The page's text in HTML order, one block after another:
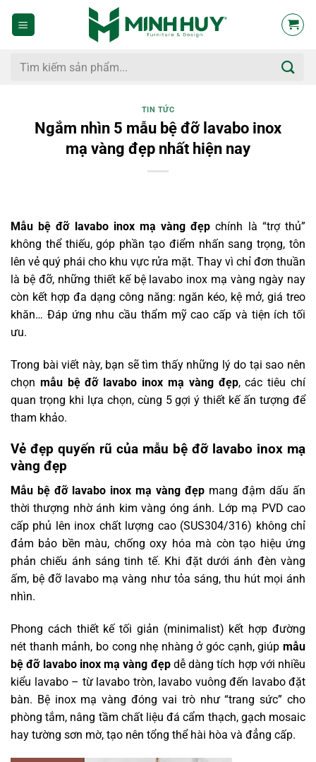
dung
Tìm
TIN TỨC
Ngắm nhìn 5 mẫu bệ đỡ lavabo inox
mạ vàng đẹp nhất hiện nay
Mẫu bệ đỡ lavabo inox mạ vàng đẹp chính là “trợ thủ”
không thể thiếu, góp phần tạo điểm nhấn sang trọng, tôn
lên vẻ quý phái cho khu vực rửa mặt. Thay vì chỉ đơn thuần
là bệ đỡ, những thiết kế bệ lavabo inox mạ vàng ngày nay
còn kết hợp đa dạng công năng: ngăn kéo, kệ mở, giá treo
khăn… Đáp ứng nhu cầu thẩm mỹ cao cấp và tiện ích tối
ưu.
Trong bài viết này, bạn sẽ tìm thấy những lý do tại sao nên
chọn mẫu bệ đỡ lavabo inox mạ vàng đẹp, các tiêu chí
quan trọng khi lựa chọn, cùng 5 gợi ý thiết kế ấn tượng để
tham khảo.
Vẻ đẹp quyến rũ của mẫu bệ đỡ lavabo inox mạ
vàng đẹp
Mẫu bệ đỡ lavabo inox mạ vàng đẹp mang đậm dấu ấn
thời thượng nhờ ánh kim vàng óng ánh. Lớp mạ PVD cao
cấp phủ lên inox chất lượng cao (SUS304/316) không chỉ
đảm bảo bền màu, chống oxy hóa mà còn tạo hiệu ứng
phản chiếu ánh sáng tinh tế. Khi đặt dưới ánh đèn vàng
ấm, bệ đỡ lavabo mạ vàng như tỏa sáng, thu hút mọi ánh
nhìn.
Phong cách thiết kế tối giản (minimalist) kết hợp đường
nét thanh mảnh, bo cong nhẹ nhàng ở góc cạnh, giúp mẫu
bệ đỡ lavabo inox mạ vàng đẹpdễ dàng tích hợp với nhiều
kiểu lavabo – từ lavabo tròn, lavabo vuông đến lavabo đặt
bàn. Bệ inox mạ vàng đóng vai trò như “trang sức” cho
phòng tắm, nâng tầm chất liệu đá cẩm thạch, gạch mosaic
hay tường sơn mờ, tạo nên tổng thể hài hòa và đẳng cấp.